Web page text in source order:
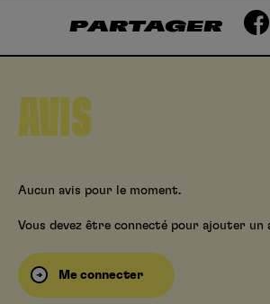
PARTAGER
AVIS
Aucun avis pour le moment.
Vous devez être connecté pour ajouter un
Me connecter